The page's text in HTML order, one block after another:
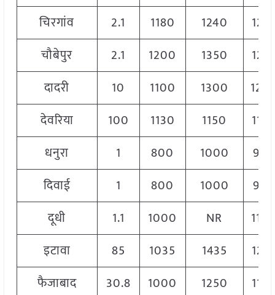
चिरगांव
2.1 1180 1240
चौबेपुर
2.1 1200 1350
दादरी
10 1100 1300
देवरिया
100 1130 1150
धनुरा
1 800 1000
900
दिवाई
1 800 1000
900
दूधी
1.1 1000 NR
इटावा
85 1035 1435
फैजाबाद
30.8 1000 1250